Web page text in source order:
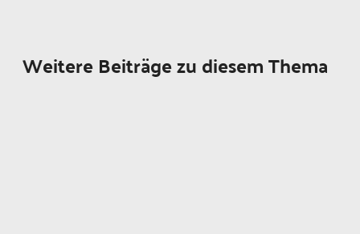
Weitere Beiträge zu diesem Thema